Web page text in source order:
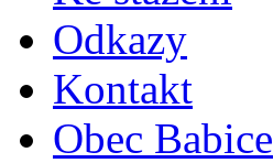
Odkazy
Kontakt
Obec Babice